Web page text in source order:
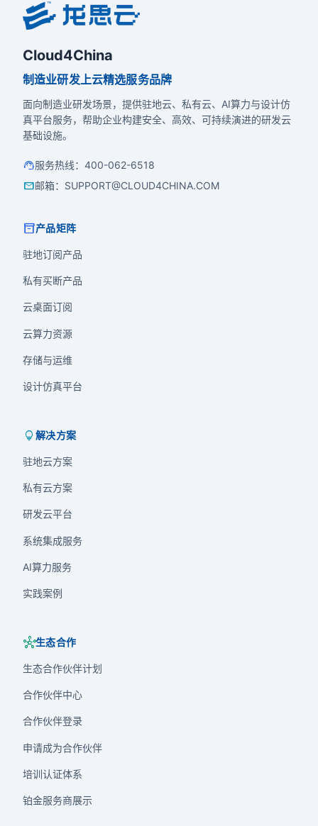
Cloud4China
制造业研发上云精选服务品牌
面向制造业研发场景，提供驻地云、私有云、AI算力与设计仿
真平台服务，帮助企业构建安全、高效、可持续演进的研发云
基础设施。
support_agent服务热线： 400-062-6518
mail邮箱： SUPPORT@CLOUD4CHINA.COM
inventory_2产品矩阵
驻地订阅产品
私有买断产品
云桌面订阅
云算力资源
存储与运维
设计仿真平台
lightbulb 解决方案
驻地云方案
私有云方案
研发云平台
系统集成服务
AI算力服务
实践案例
hub生态合作
生态合作伙伴计划
合作伙伴中心
合作伙伴登录
申请成为合作伙伴
培训认证体系
铂金服务商展示